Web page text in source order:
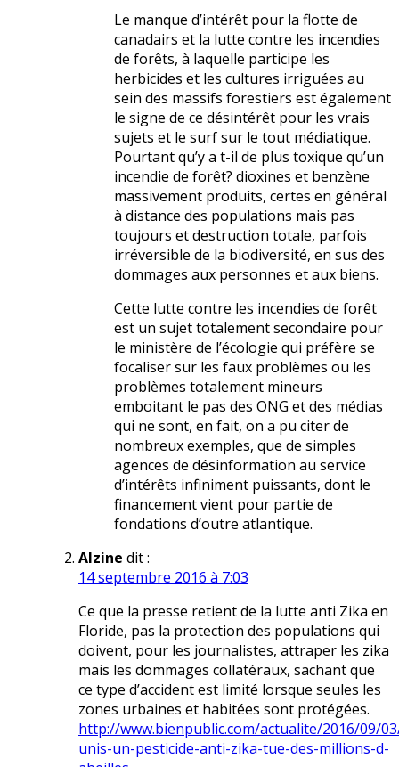
Le manque d’intérêt pour la flotte de
canadairs et la lutte contre les incendies
de forêts, à laquelle participe les
herbicides et les cultures irriguées au
sein des massifs forestiers est également
le signe de ce désintérêt pour les vrais
sujets et le surf sur le tout médiatique.
Pourtant qu’y a t-il de plus toxique qu’un
incendie de forêt? dioxines et benzène
massivement produits, certes en général
à distance des populations mais pas
toujours et destruction totale, parfois
irréversible de la biodiversité, en sus des
dommages aux personnes et aux biens.
Cette lutte contre les incendies de forêt
est un sujet totalement secondaire pour
le ministère de l’écologie qui préfère se
focaliser sur les faux problèmes ou les
problèmes totalement mineurs
emboitant le pas des ONG et des médias
qui ne sont, en fait, on a pu citer de
nombreux exemples, que de simples
agences de désinformation au service
d’intérêts infiniment puissants, dont le
financement vient pour partie de
fondations d’outre atlantique.
Alzine dit :
14 septembre 2016 à 7:03
Ce que la presse retient de la lutte anti Zika en
Floride, pas la protection des populations qui
doivent, pour les journalistes, attraper les zika
mais les dommages collatéraux, sachant que
ce type d’accident est limité lorsque seules les
zones urbaines et habitées sont protégées.
http://www.bienpublic.com/actualite/2016/09/
unis-un-pesticide-anti-zika-tue-des-millions-d-